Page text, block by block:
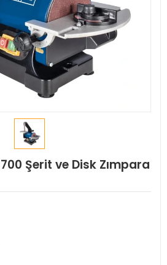
Şerit ve Disk Zımpara